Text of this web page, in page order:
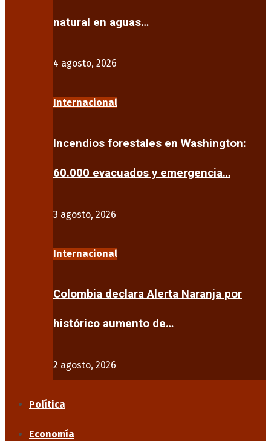
natural en aguas…
4 agosto, 2026
Internacional
Incendios forestales en Washington:
60.000 evacuados y emergencia…
3 agosto, 2026
Internacional
Colombia declara Alerta Naranja por
histórico aumento de…
2 agosto, 2026
Política
Economía